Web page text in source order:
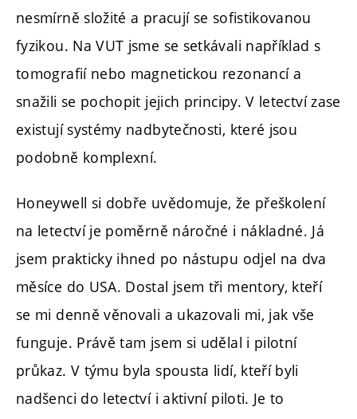
nesmírně složité a pracují se sofistikovanou
fyzikou. Na VUT jsme se setkávali například s
tomografií nebo magnetickou rezonancí a
snažili se pochopit jejich principy. V letectví zase
existují systémy nadbytečnosti, které jsou
podobně komplexní.
Honeywell si dobře uvědomuje, že přeškolení
na letectví je poměrně náročné i nákladné. Já
jsem prakticky ihned po nástupu odjel na dva
měsíce do USA. Dostal jsem tři mentory, kteří
se mi denně věnovali a ukazovali mi, jak vše
funguje. Právě tam jsem si udělal i pilotní
průkaz. V týmu byla spousta lidí, kteří byli
nadšenci do letectví i aktivní piloti. Je to